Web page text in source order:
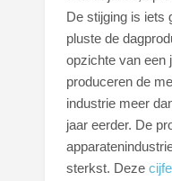
De stijging is iets
pluste de
opzichte van een
produceren de
industrie meer
jaar eerder. De
sterkst. Deze